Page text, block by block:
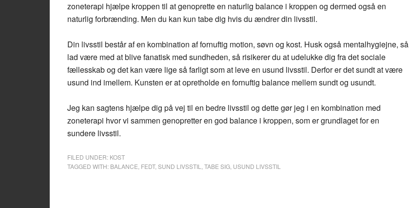
zoneterapi hjælpe kroppen til at genoprette en naturlig balance i kroppen og dermed også en
naturlig forbrænding. Men du kan kun tabe dig hvis du ændrer din livsstil.
Din livsstil består af en kombination af fornuftig motion, søvn og kost. Husk også mentalhygiejne, så
lad være med at blive fanatisk med sundheden, så risikerer du at udelukke dig fra det sociale
fællesskab og det kan være lige så farligt som at leve en usund livsstil. Derfor er det sundt at være
usund ind imellem. Kunsten er at opretholde en fornuftig balance mellem sundt og usundt.
Jeg kan sagtens hjælpe dig på vej til en bedre livsstil og dette gør jeg i en kombination med
zoneterapi hvor vi sammen genopretter en god balance i kroppen, som er grundlaget for en
sundere livsstil.
FILED UNDER: KOST
TAGGED WITH: BALANCE FEDT, SUND LIVSSTIL TABE SIG USUND LIVSSTIL